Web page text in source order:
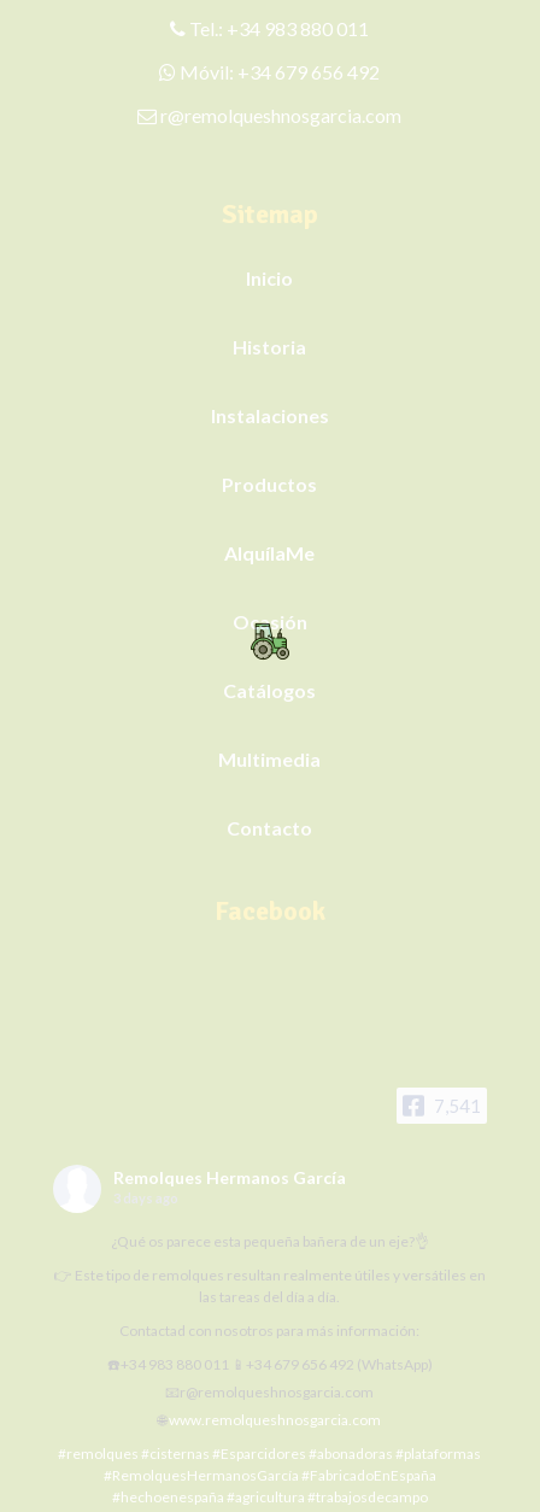
Tel.: +34 983 880 011
Móvil: +34 679 656 492
r@remolqueshnosgarcia.com
Sitemap
Inicio
Historia
Instalaciones
Productos
AlquílaMe
Ocasión
Catálogos
Multimedia
Contacto
Facebook
7,541
Remolques Hermanos García
3 days ago
¿Qué os parece esta pequeña bañera de un eje?👌
👉 Este tipo de remolques resultan realmente útiles y versátiles en
las tareas del día a día.
Contactad con nosotros para más información:
☎️+34 983 880 011 📱+34 679 656 492 (WhatsApp)
📧r@remolqueshnosgarcia.com
🌐www.remolqueshnosgarcia.com
#remolques #cisternas #Esparcidores #abonadoras #plataformas
#RemolquesHermanosGarcía #FabricadoEnEspaña
#hechoenespaña #agricultura #trabajosdecampo